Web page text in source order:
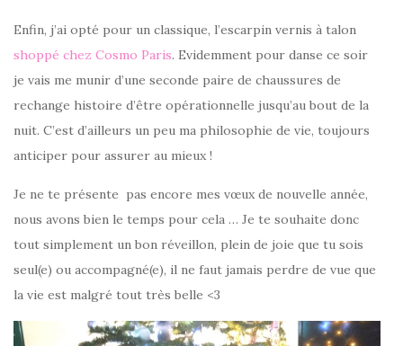
Enfin, j’ai opté pour un classique, l’escarpin vernis à talon
shoppé chez Cosmo Paris. Evidemment pour danse ce soir
je vais me munir d’une seconde paire de chaussures de
rechange histoire d’être opérationnelle jusqu’au bout de la
nuit. C’est d’ailleurs un peu ma philosophie de vie, toujours
anticiper pour assurer au mieux !
Je ne te présente pas encore mes vœux de nouvelle année,
nous avons bien le temps pour cela … Je te souhaite donc
tout simplement un bon réveillon, plein de joie que tu sois
seul(e) ou accompagné(e), il ne faut jamais perdre de vue que
la vie est malgré tout très belle <3